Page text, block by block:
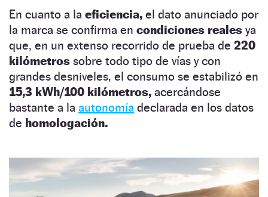
En cuanto a la eficiencia, el dato anunciado por
la marca se confirma en condiciones reales ya
que, en un extenso recorrido de prueba de 220
kilómetros sobre todo tipo de vías y con
grandes desniveles, el consumo se estabilizó en
15,3 kWh/100 kilómetros, acercándose
bastante a la autonomía declarada en los datos
de homologación.